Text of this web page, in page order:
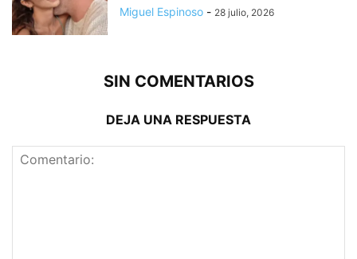
Miguel Espinoso - 28 julio, 2026
SIN COMENTARIOS
DEJA UNA RESPUESTA